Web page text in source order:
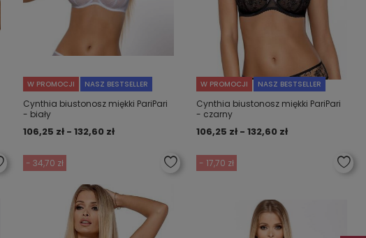
W PROMOCJI NASZ BESTSELLER
Cynthia biustonosz miękki PariPari
- biały
106,25 zł - 132,60 zł
W PROMOCJI NASZ BESTSELLER
Cynthia biustonosz miękki PariPari
- czarny
106,25 zł - 132,60 zł
- 34,70 zł - 17,70 zł